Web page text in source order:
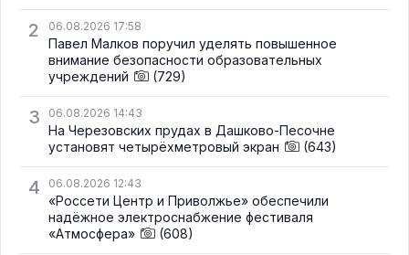
2 06.08.2026 17:58
Павел Малков поручил уделять повышенное
внимание безопасности образовательных
учреждений
(729)
3 06.08.2026 14:43
На Черезовских прудах в Дашково-Песочне
установят четырёхметровый экран
(643)
4 06.08.2026 12:43
«Россети Центр и Приволжье» обеспечили
надёжное электроснабжение фестиваля
«Атмосфера»
(608)